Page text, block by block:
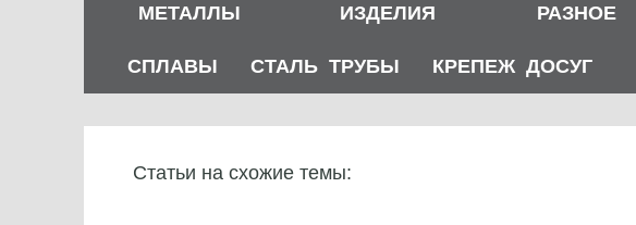
МЕТАЛЛЫ
СПЛАВЫ СТАЛЬ
ИЗДЕЛИЯ
ТРУБЫ КРЕПЕЖ
РАЗНОЕ
ДОСУГ
Статьи на схожие темы: